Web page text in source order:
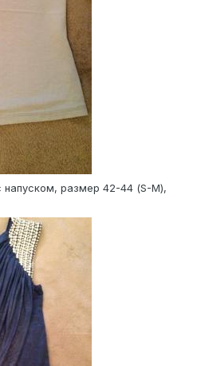
напуском, размер 42-44 (S-M),